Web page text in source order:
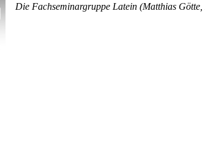
Die Fachseminargruppe Latein (Matthias